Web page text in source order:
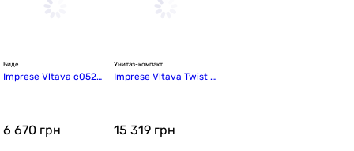
6 474грн
Биде
Imprese Vltava c0520
6 670 грн
Унитаз-компакт
Imprese Vltava Twist с
15 319 грн